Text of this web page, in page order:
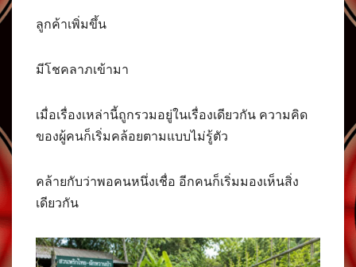
ลูกค้าเพิ่มขึ้น
มีโชคลาภเข้ามา
เมื่อเรื่องเหล่านี้ถูกรวมอยู่ในเรื่องเดียวกัน ความคิด
ของผู้คนก็เริ่มคล้อยตามแบบไม่รู้ตัว
คล้ายกับว่าพอคนหนึ่งเชื่อ อีกคนก็เริ่มมองเห็นสิ่ง
เดียวกัน